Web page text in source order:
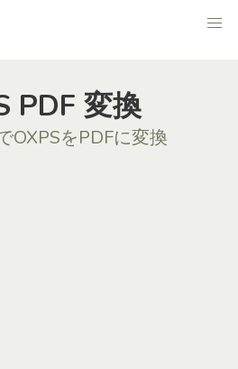
PDF 変換
OXPSをPDFに変換